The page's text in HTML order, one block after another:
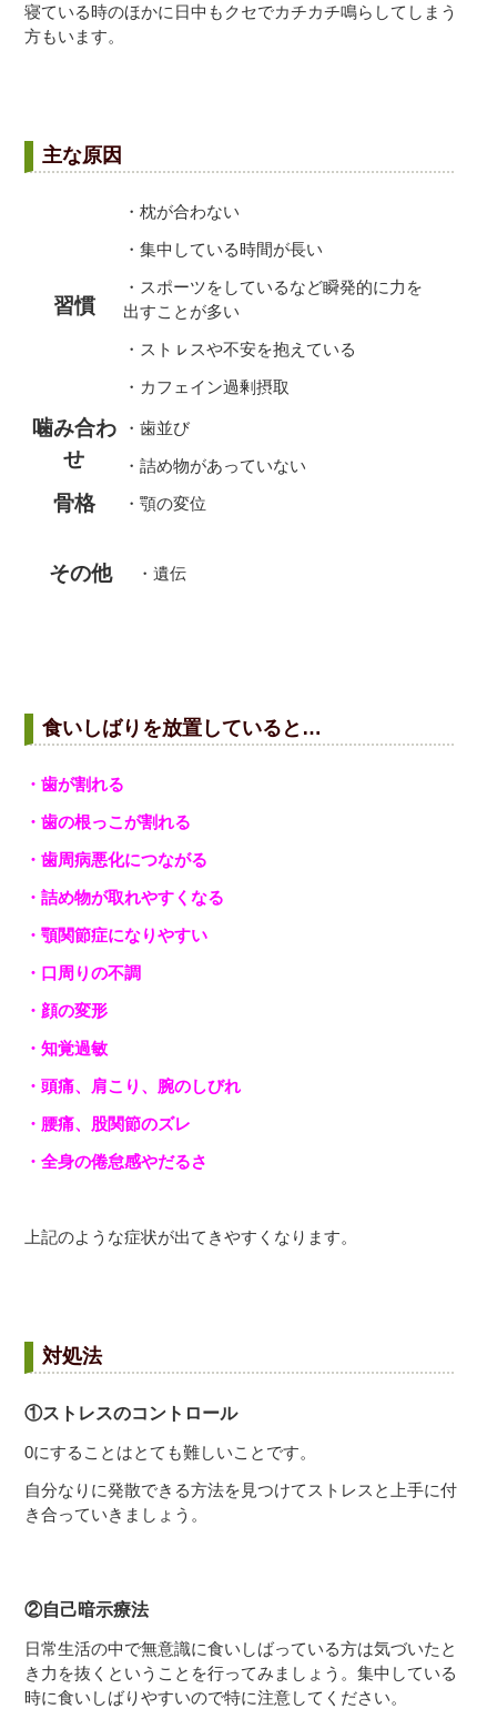
寝ている時のほかに日中もクセでカチカチ鳴らしてしまう
方もいます。
主な原因
習慣
・枕が合わない
・集中している時間が長い
・スポーツをしているなど瞬発的に力を
出すことが多い
・ストㇾスや不安を抱えている
・カフェイン過剰摂取
噛み合わ
せ
骨格
・歯並び
・詰め物があっていない
・顎の変位
その他 ・遺伝
食いしばりを放置していると…
・歯が割れる
・歯の根っこが割れる
・歯周病悪化につながる
・詰め物が取れやすくなる
・顎関節症になりやすい
・口周りの不調
・顔の変形
・知覚過敏
・頭痛、肩こり、腕のしびれ
・腰痛、股関節のズレ
・全身の倦怠感やだるさ
上記のような症状が出てきやすくなります。
対処法
①ストレスのコントロール
0にすることはとても難しいことです。
自分なりに発散できる方法を見つけてストレスと上手に付
き合っていきましょう。
②自己暗示療法
日常生活の中で無意識に食いしばっている方は気づいたと
き力を抜くということを行ってみましょう。集中している
時に食いしばりやすいので特に注意してください。